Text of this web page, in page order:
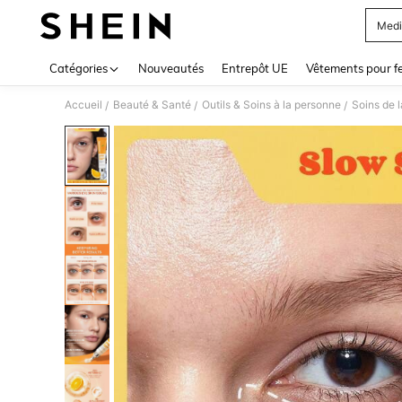
Catégories Nouveautés Entrepôt UE Vêtements pour
Accueil / Beauté & Santé / Outils & Soins à la personne / Soins de